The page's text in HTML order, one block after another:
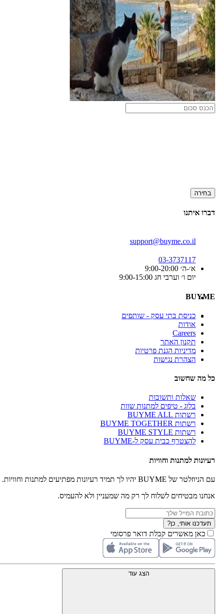
בחירה
דברו איתנו
support@buyme.co.il
03-3737117
א׳-ה׳ 9:00-20:00
יום ו׳ וערבי חג 9:00-15:00
BUYME
כניסת בתי עסק - שותפים
אודות
Careers
תקנון האתר
מדיניות הגנת פרטיות
הצהרת נגישות
כל מה שחשוב
שאלות ותשובות
בלוג - טיפים למתנות שוות
רשתות BUYME ALL
רשתות BUYME TOGETHER
רשתות BUYME STYLE
להצטרף כבית עסק ל-BUYME
רעיונות למתנות וחוויות
עם הניוזלטר של BUYME יהיו לך תמיד רעיונות מפתיעים למתנות וחוויות.
אנחנו מבטיחים לשלוח לך רק מה שמעניין ולא להעמיס.
תעדכנו אותי, כן?
כאן מאשרים קבלת דואר פרסומי
הצג עוד